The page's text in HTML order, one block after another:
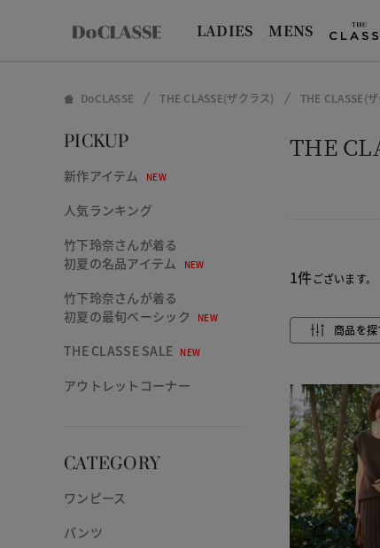
LADIES MENS
DoCLASSE THE CLASSE(ザクラス) THE CLASSE(
PICKUP
新作アイテム NEW
人気ランキング
竹下玲奈さんが着る
初夏の名品アイテム
NEW
竹下玲奈さんが着る
初夏の最旬ベーシック
NEW
THE CLASSE SALE NEW
アウトレットコーナー
CATEGORY
ワンピース
パンツ
THE
1件ございます。
商品を探